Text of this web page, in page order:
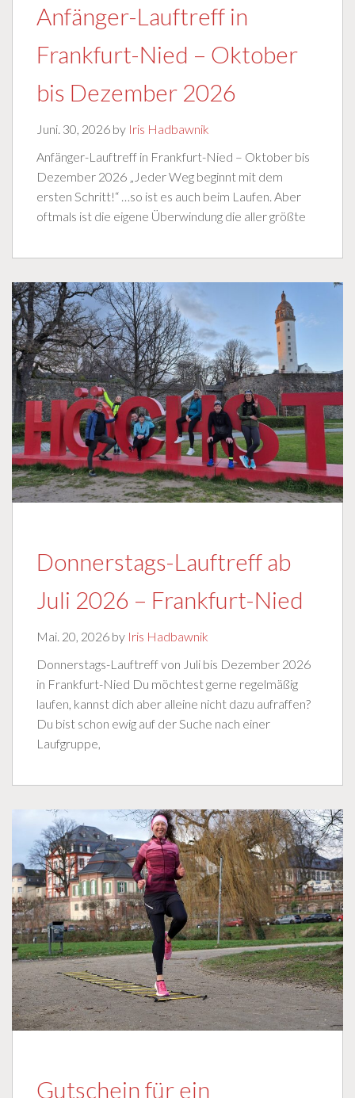
Anfänger-Lauftreff in
Frankfurt-Nied – Oktober
bis Dezember 2026
Juni. 30, 2026 by Iris Hadbawnik
Anfänger-Lauftreff in Frankfurt-Nied – Oktober bis
Dezember 2026 „Jeder Weg beginnt mit dem
ersten Schritt!“ …so ist es auch beim Laufen. Aber
oftmals ist die eigene Überwindung die aller größte
Donnerstags-Lauftreff ab
Juli 2026 – Frankfurt-Nied
Mai. 20, 2026 by Iris Hadbawnik
Donnerstags-Lauftreff von Juli bis Dezember 2026
in Frankfurt-Nied Du möchtest gerne regelmäßig
laufen, kannst dich aber alleine nicht dazu aufraffen?
Du bist schon ewig auf der Suche nach einer
Laufgruppe,
Gutschein für ein